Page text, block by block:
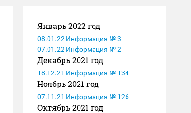
Январь 2022 год
08.01.22 Информация № 3
07.01.22 Информация № 2
Декабрь 2021 год
18.12.21 Информация № 134
Ноябрь 2021 год
07.11.21 Информация № 126
Октябрь 2021 год